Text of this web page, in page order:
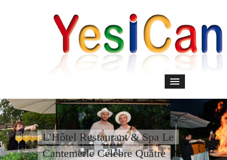
L’Hôtel Restaurant & Spa Le
Cantemerle Célèbre Quatre